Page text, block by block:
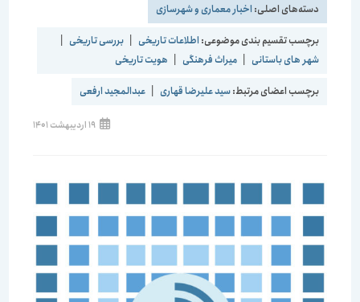
دسته‌های اصلی:اخبار معماری و شهرسازی
برچسب تقسیم بندی موضوعی:اطلاعات تاریخی | بررسی تاریخی |
شهر های باستانی | میراث فرهنگی | هویت تاریخی
برچسب اعضای مرتبط:سید علیرضا قهاری | عبدالمجید ارفعی
نوشته
منتشر
19 اردیبهشت 1401